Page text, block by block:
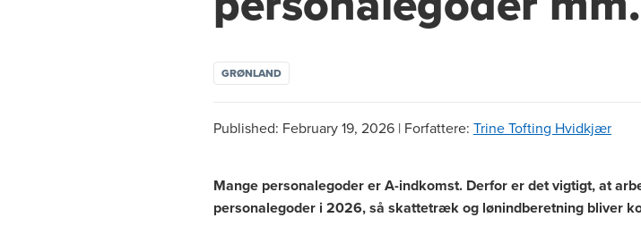
GRØNLAND
Published: February 19, 2026 | Forfattere: Trine Tofting Hvidkjær
Mange personalegoder er A-indkomst. Derfor er det vigtigt, at
personalegoder i 2026, så skattetræk og lønindberetning bliver